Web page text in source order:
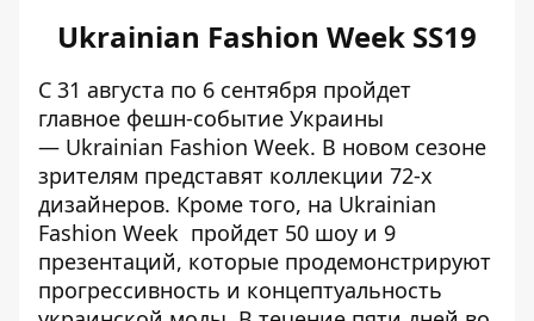
Ukrainian Fashion Week SS19
С 31 августа по 6 сентября пройдет
главное фешн-событие Украины
— Ukrainian Fashion Week. В новом сезоне
зрителям представят коллекции 72-х
дизайнеров. Кроме того, на Ukrainian
Fashion Week пройдет 50 шоу и 9
презентаций, которые продемонстрируют
прогрессивность и концептуальность